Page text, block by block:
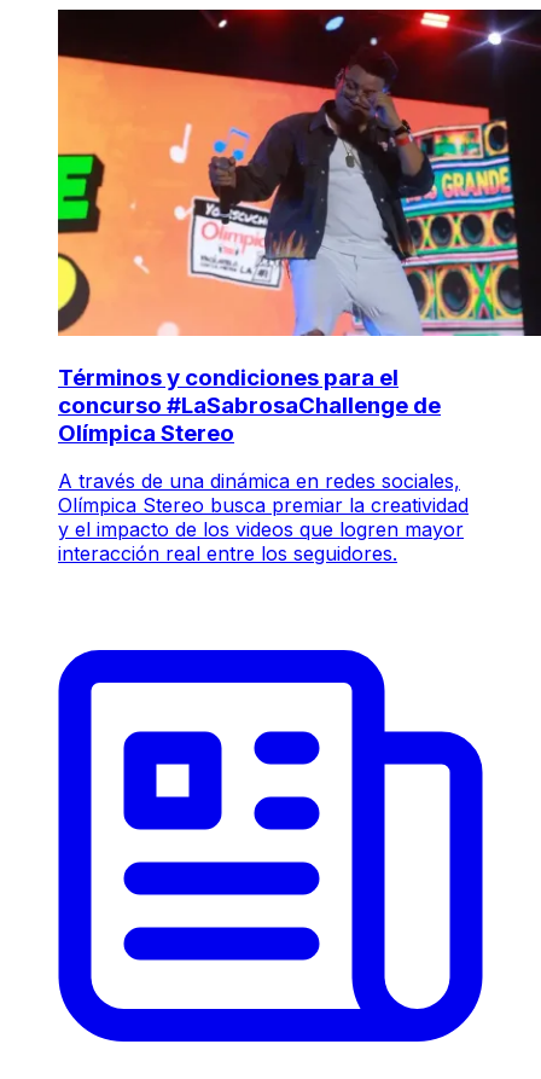
Términos y condiciones para el
concurso #LaSabrosaChallenge de
Olímpica Stereo
A través de una dinámica en redes sociales,
Olímpica Stereo busca premiar la creatividad
y el impacto de los videos que logren mayor
interacción real entre los seguidores.